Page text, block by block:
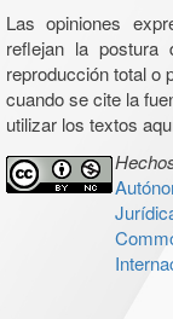
Las opiniones
reflejan la postura
reproducción total o
cuando se cite la
utilizar los textos